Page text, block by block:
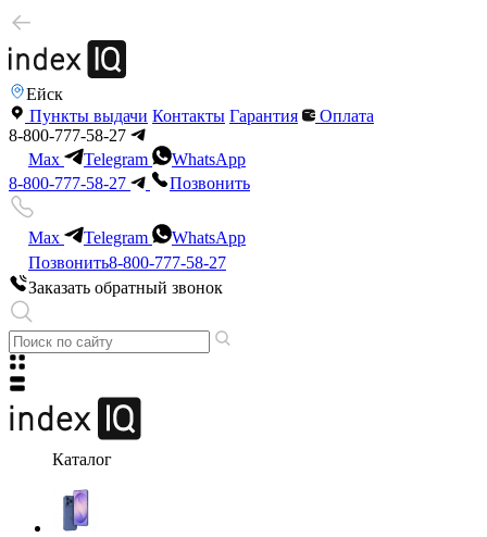
Ейск
Пункты выдачи Контакты Гарантия
Оплата
8-800-777-58-27
Max
Telegram
WhatsApp
8-800-777-58-27
Позвонить
Max Telegram
WhatsApp
Позвонить8-800-777-58-27
Заказать обратный звонок
Каталог